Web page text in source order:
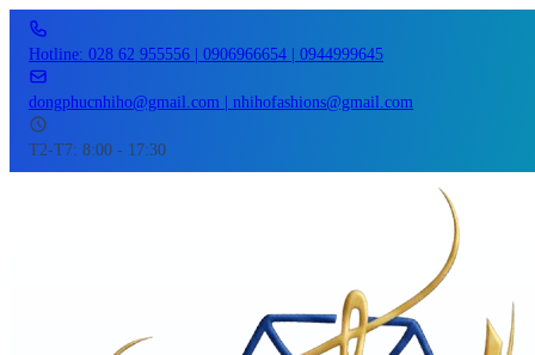
Hotline: 028 62 955556 | 0906966654 | 0944999645
dongphucnhiho@gmail.com | nhihofashions@gmail.com
T2-T7: 8:00 - 17:30